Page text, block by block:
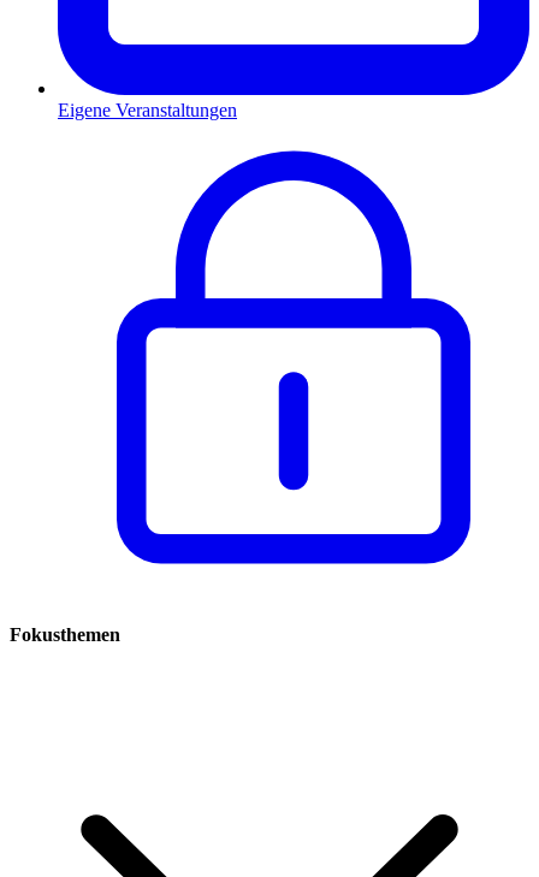
Eigene Veranstaltungen
Fokusthemen